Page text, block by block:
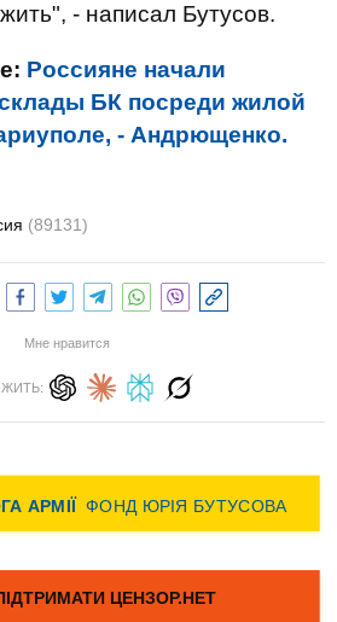
- написал Бутусов.
Россияне начали
БК посреди жилой
- Андрющенко.
(89131)
Мне нравится